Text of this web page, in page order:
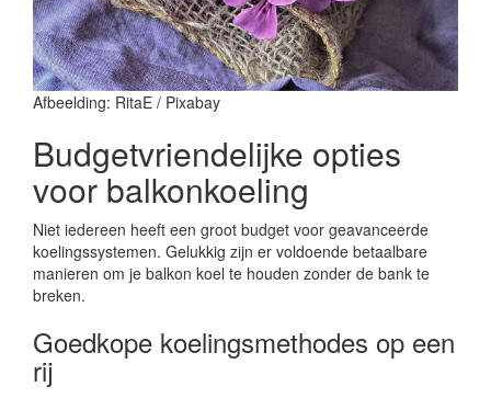
Afbeelding: RitaE / Pixabay
Budgetvriendelijke opties
voor balkonkoeling
Niet iedereen heeft een groot budget voor geavanceerde
koelingssystemen. Gelukkig zijn er voldoende betaalbare
manieren om je balkon koel te houden zonder de bank te
breken.
Goedkope koelingsmethodes op een
rij